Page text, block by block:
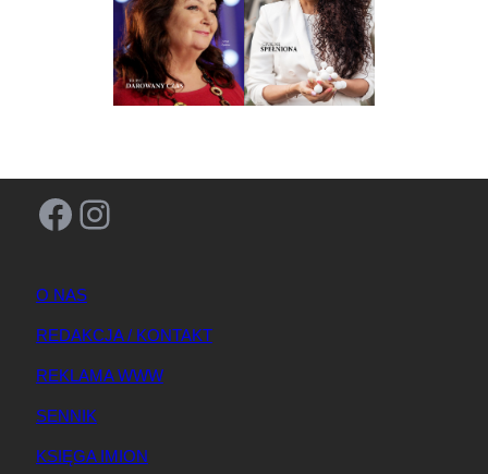
Facebook Instagram
O NAS
REDAKCJA / KONTAKT
REKLAMA WWW
SENNIK
KSIĘGA IMION